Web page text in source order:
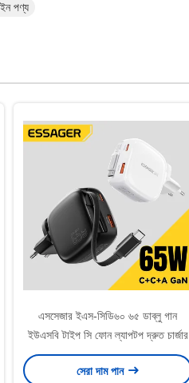
পণ্য
এসসেজার ইএস-সিডি৬০ ৬৫ ডাব্লু গান
ইউএসবি টাইপ সি ফোন ল্যাপটপ দ্রুত চার্জার
সেরা দাম পান